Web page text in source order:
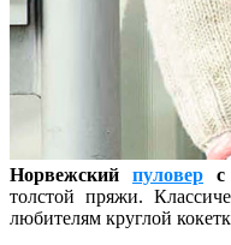
Норвежский пуловер с
толстой пряжи.
любителям круглой